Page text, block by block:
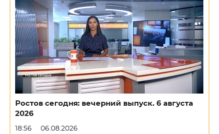
Ростов сегодня: вечерний выпуск. 6 августа
2026
18:56 06.08.2026